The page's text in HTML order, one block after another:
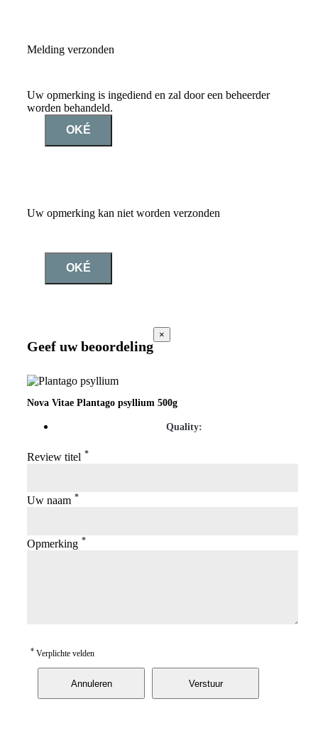
Melding verzonden
Uw opmerking is ingediend en zal door een beheerder
worden behandeld.
OKÉ
Uw opmerking kan niet worden verzonden
OKÉ
Geef uw beoordeling
×
Nova Vitae Plantago psyllium 500g
Quality:
Review titel *
Uw naam *
Opmerking *
* Verplichte velden
Annuleren Verstuur